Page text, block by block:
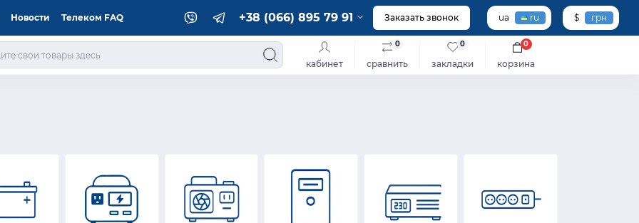
Новости Телеком FAQ +38 (066) 895 79 91 Заказать звонок ua ru $ грн
кабинет сравнить
0
закладки
0
корзина
0